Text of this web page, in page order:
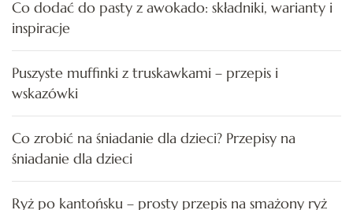
Co dodać do pasty z awokado: składniki, warianty i
inspiracje
Puszyste muffinki z truskawkami – przepis i
wskazówki
Co zrobić na śniadanie dla dzieci? Przepisy na
śniadanie dla dzieci
Ryż po kantońsku – prosty przepis na smażony ryż